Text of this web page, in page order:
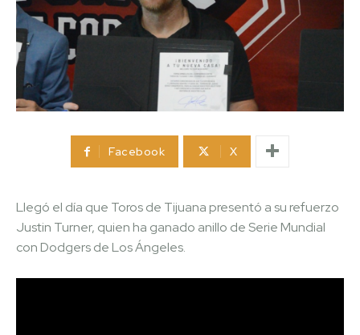
Facebook X
Llegó el día que Toros de Tijuana presentó a su refuerzo
Justin Turner, quien ha ganado anillo de Serie Mundial
con Dodgers de Los Ángeles.